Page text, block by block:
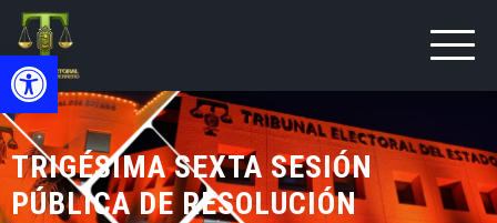
Open toolbar
TRIGÉSIMA SEXTA SESIÓN
PÚBLICA DE RESOLUCIÓN